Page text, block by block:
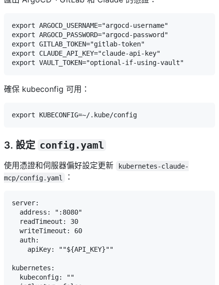
export ARGOCD_USERNAME="argocd-username"
export ARGOCD_PASSWORD="argocd-password"
export GITLAB_TOKEN="gitlab-token"
export CLAUDE_API_KEY="claude-api-key"
確保 kubeconfig 可用：
3. 設定 config.yaml
使用憑證和伺服器偏好設定更新
kubernetes-claude-
mcp/config.yaml
：
server:
  address: ":8080"
  readTimeout: 30
  writeTimeout: 60
  auth:
    apiKey: ""${API_KEY}""
kubernetes:
  kubeconfig: ""